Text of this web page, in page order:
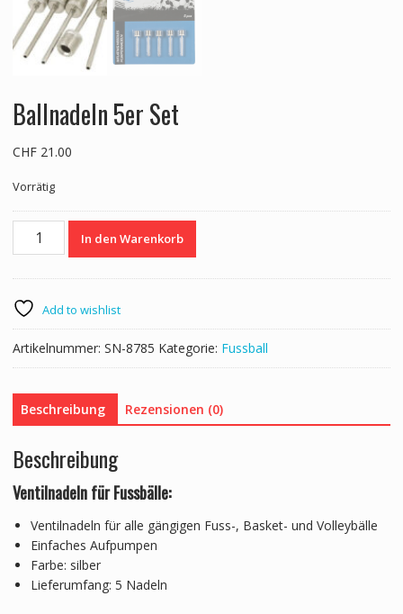
Ballnadeln 5er Set
CHF21.00
Vorrätig
Ballnadeln
In den Warenkorb
Add to wishlist
Artikelnummer: SN-8785 Kategorie: Fussball
Beschreibung Rezensionen (0)
Beschreibung
Ventilnadeln für Fussbälle:
Ventilnadeln für alle gängigen Fuss-, Basket- und Volleybälle
Einfaches Aufpumpen
Farbe: silber
Lieferumfang: 5 Nadeln